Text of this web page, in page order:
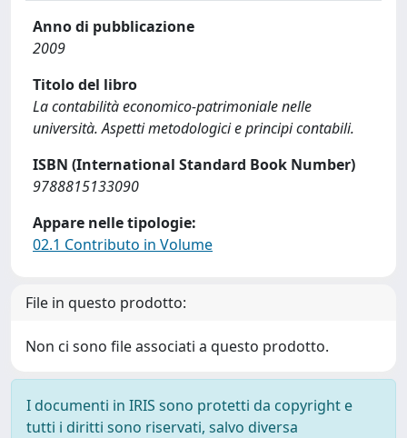
Anno di pubblicazione
2009
Titolo del libro
La contabilità economico-patrimoniale nelle
università. Aspetti metodologici e principi contabili.
ISBN (International Standard Book Number)
9788815133090
Appare nelle tipologie:
02.1 Contributo in Volume
File in questo prodotto:
Non ci sono file associati a questo prodotto.
I documenti in IRIS sono protetti da copyright e
tutti i diritti sono riservati, salvo diversa